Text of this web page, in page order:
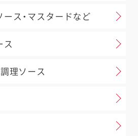
ース・マスタードなど
ス
理ソース